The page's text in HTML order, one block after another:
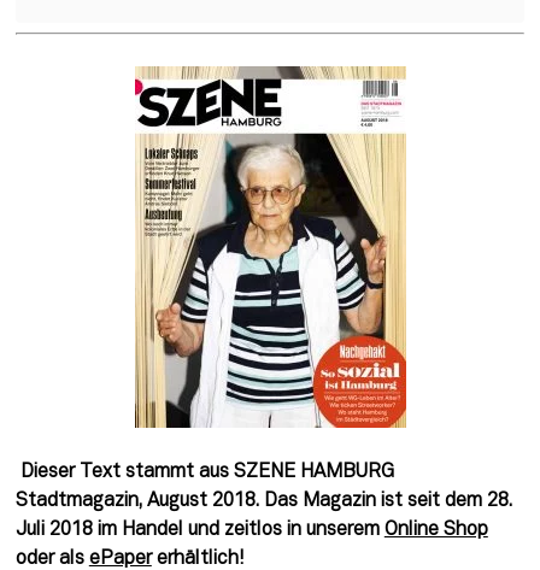
Dieser Text stammt aus SZENE HAMBURG
Stadtmagazin, August 2018. Das Magazin ist seit dem 28.
Juli 2018 im Handel und zeitlos in unserem Online Shop
oder als ePapererhältlich!